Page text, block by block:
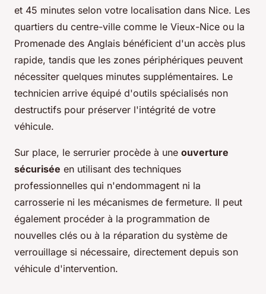
et 45 minutes selon votre localisation dans Nice. Les
quartiers du centre-ville comme le Vieux-Nice ou la
Promenade des Anglais bénéficient d'un accès plus
rapide, tandis que les zones périphériques peuvent
nécessiter quelques minutes supplémentaires. Le
technicien arrive équipé d'outils spécialisés non
destructifs pour préserver l'intégrité de votre
véhicule.
Sur place, le serrurier procède à une ouverture
sécurisée en utilisant des techniques
professionnelles qui n'endommagent ni la
carrosserie ni les mécanismes de fermeture. Il peut
également procéder à la programmation de
nouvelles clés ou à la réparation du système de
verrouillage si nécessaire, directement depuis son
véhicule d'intervention.